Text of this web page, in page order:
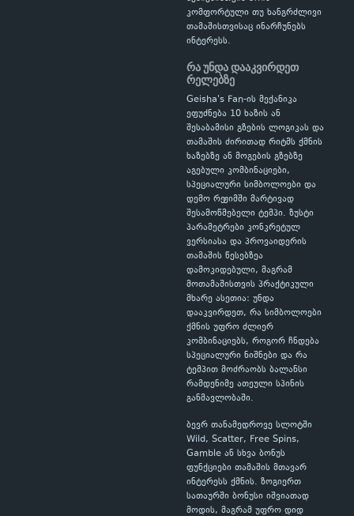
კომფორტული თუ ხანგრძლივი
თამაშისთვისაც ინარჩუნებს
ინტერესს.
რა უნდა დააკვირდეთ
რელებზე
Geisha's Fan-ის მექანიკა
ეფუძნება 10 ხაზის ან
შესაბამისი გზების ლოგიკას და
თამაშის ძირითად რიტმს ქმნის
ხაზებზე ან მოგების გზებზე
აგებული კომბინაციები,
სპეციალური სიმბოლოები და
დემო რეჟიმში მარტივად
შესამოწმებელი ტემპი. ზუსტი
პარამეტრები კონკრეტულ
ვერსიასა და პროვაიდერის
თამაშის წესებზეა
დამოკიდებული, მაგრამ
მოთამაშისთვის პრაქტიკული
მხარე ასეთია: უნდა
დააკვირდეთ, რა სიმბოლოები
ქმნის უფრო ძლიერ
კომბინაციებს, როგორ ჩნდება
სპეციალური ნიშნები და რა
ტემპით მოძრაობს ბალანსი
რამდენიმე ათეული სპინის
განმავლობაში.
ბევრ თანამედროვე სლოტში
Wild, Scatter, Free Spins,
Gamble ან სხვა ბონუს
ფუნქციები თამაშის მთავარ
ინტერესს ქმნის. ზოგიერთ
სათაურში ბონუსი იშვიათად
მოდის, მაგრამ უფრო დიდ